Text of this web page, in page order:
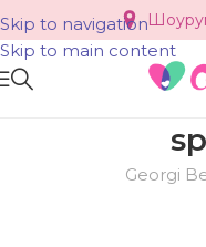
Skip to navigation
Skip to main content
Georgi